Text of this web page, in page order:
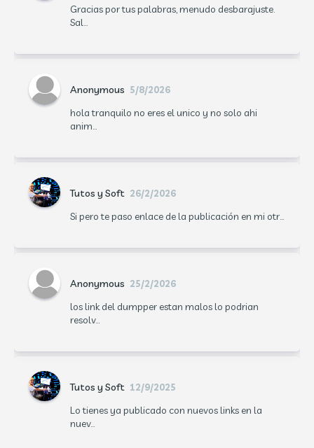
Gracias por tus palabras, menudo desbarajuste.
Sal...
Anonymous 5/8/2026
hola tranquilo no eres el unico y no solo ahi
anim...
Tutos y Soft 26/2/2026
Si pero te paso enlace de la publicación en mi otr...
Anonymous 25/2/2026
los link del dumpper estan malos lo podrian
resolv...
Tutos y Soft 12/9/2025
Lo tienes ya publicado con nuevos links en la
nuev...